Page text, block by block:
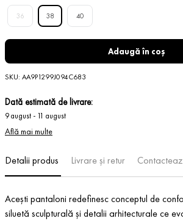
36 38 40
Adaugă în coș
SKU: AA9P1299J094C683
Dată estimată de livrare:
9 august - 11 august
Află mai multe
Detalii produs Livrare și retur
Acești pantaloni redefinesc conceptul de
siluetă sculpturală și detalii arhitecturale ce